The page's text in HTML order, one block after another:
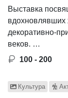
Выставка
вдохновлявших
декоративно-
веков. …
100 - 200
Культура